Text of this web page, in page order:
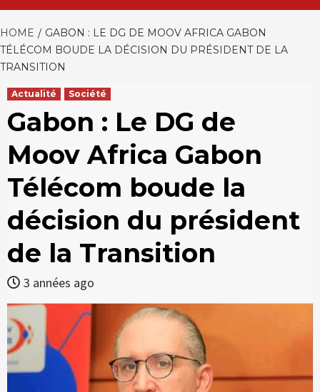
HOME
GABON : LE DG DE MOOV AFRICA GABON
TÉLÉCOM BOUDE LA DÉCISION DU PRÉSIDENT DE LA
TRANSITION
Actualité Société
Gabon : Le DG de
Moov Africa Gabon
Télécom boude la
décision du président
de la Transition
3 années ago